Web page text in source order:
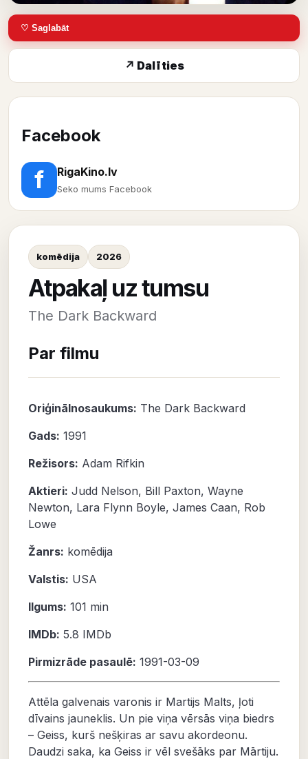
♡ Saglabāt
↗ Dalīties
Facebook
f RigaKino.lv
Seko mums Facebook
komēdija 2026
Atpakaļ uz tumsu
The Dark Backward
Par filmu
Oriģinālnosaukums: The Dark Backward
Gads: 1991
Režisors: Adam Rifkin
Aktieri: Judd Nelson, Bill Paxton, Wayne
Newton, Lara Flynn Boyle, James Caan, Rob
Lowe
Žanrs: komēdija
Valstis: USA
Ilgums: 101 min
IMDb: 5.8 IMDb
Pirmizrāde pasaulē: 1991-03-09
Attēla galvenais varonis ir Martijs Malts, ļoti
dīvains jauneklis. Un pie viņa vērsās viņa biedrs
– Geiss, kurš nešķiras ar savu akordeonu.
Daudzi saka, ka Geiss ir vēl svešāks par Mārtiju.